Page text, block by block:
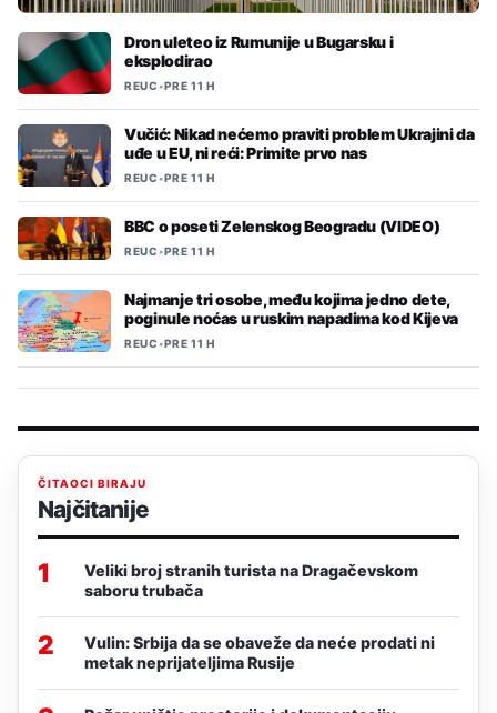
Dron uleteo iz Rumunije u Bugarsku i
eksplodirao
REUC•PRE 11 H
Vučić: Nikad nećemo praviti problem Ukrajini da
uđe u EU, ni reći: Primite prvo nas
REUC•PRE 11 H
BBC o poseti Zelenskog Beogradu (VIDEO)
REUC•PRE 11 H
Najmanje tri osobe, među kojima jedno dete,
poginule noćas u ruskim napadima kod Kijeva
REUC•PRE 11 H
ČITAOCI BIRAJU
Najčitanije
1
Veliki broj stranih turista na Dragačevskom
saboru trubača
2
Vulin: Srbija da se obaveže da neće prodati ni
metak neprijateljima Rusije